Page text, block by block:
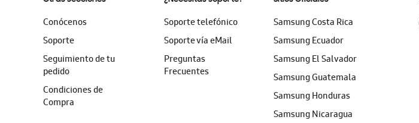
Conócenos
Soporte
Seguimiento de tu
pedido
Condiciones de
Compra
Soporte telefónico
Soporte vía eMail
Preguntas
Frecuentes
Samsung Costa Rica
Samsung Ecuador
Samsung El Salvador
Samsung Guatemala
Samsung Honduras
Samsung Nicaragua